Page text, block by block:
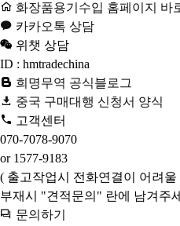
화장품용기수입 홈페이지 바
카카오톡 상담
위챗 상담
ID : hmtradechina
희명무역 공식블로그
중국 구매대행 신청서 양식
고객센터
070-7078-9070
or 1577-9183
( 출고작업시 전화연결이 어려울
부재시 "견적문의" 란에 남겨주
문의하기